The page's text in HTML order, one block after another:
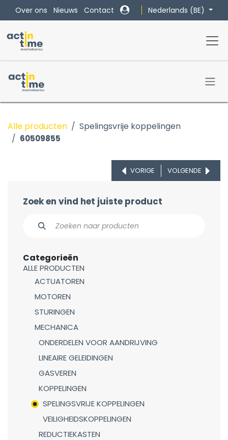
Overslaan naar inhoud
Over ons Nieuws Contact Nederlands (BE)
Alle producten Spelingsvrije koppelingen
60509855
VORIGE VOLGENDE
Zoek en vind het juiste product
Categorieën
ALLE PRODUCTEN
ACTUATOREN
MOTOREN
STURINGEN
MECHANICA
ONDERDELEN VOOR AANDRIJVING
LINEAIRE GELEIDINGEN
GASVEREN
KOPPELINGEN
SPELINGSVRIJE KOPPELINGEN
VEILIGHEIDSKOPPELINGEN
REDUCTIEKASTEN